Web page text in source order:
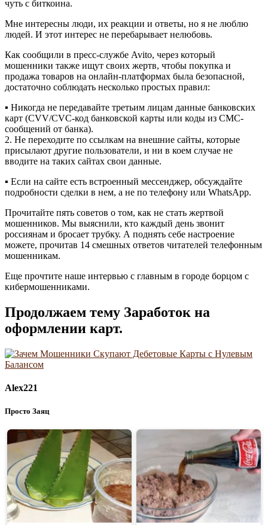
чуть с биткоина.
Мне интересны люди, их реакции и ответы, но я не люблю
людей. И этот интерес не перебарывает нелюбовь.
Как сообщили в пресс-службе Avito, через который
мошенники также ищут своих жертв, чтобы покупка и
продажа товаров на онлайн-платформах была безопасной,
достаточно соблюдать несколько простых правил:
▪ Никогда не передавайте третьим лицам данные банковских
карт (CVV/CVC-код банковской карты или коды из СМС-
сообщений от банка).
2. Не переходите по ссылкам на внешние сайты, которые
присылают другие пользователи, и ни в коем случае не
вводите на таких сайтах свои данные.
▪ Если на сайте есть встроенный мессенджер, обсуждайте
подробности сделки в нем, а не по телефону или WhatsApp.
Прочитайте пять советов о том, как не стать жертвой
мошенников. Мы выяснили, кто каждый день звонит
россиянам и бросает трубку. А поднять себе настроение
можете, прочитав 14 смешных ответов читателей телефонным
мошенникам.
Еще прочтите наше интервью с главным в городе борцом с
кибермошенниками.
Продолжаем тему Заработок на
оформлении карт.
Alex221
Просто Заяц